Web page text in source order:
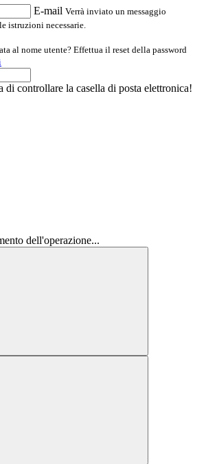
E-mail Verrà inviato un messaggio
istruzioni necessarie.
al nome utente? Effettua il reset della password
di controllare la casella di posta elettronica!
dell'operazione...